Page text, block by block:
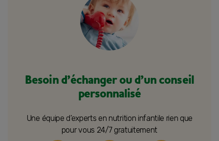
Besoin d’échanger ou d’un conseil
personnalisé
Une équipe d’experts en nutrition infantile rien que
pour vous 24/7 gratuitement